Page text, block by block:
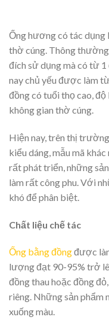
Ống hương có tác
thờ cúng. Thông
đích sử dụng mà có từ
nay chủ yếu được làm
đồng có tuổi thọ cao,
không gian thờ cúng.
Hiện nay, trên thị
kiểu dáng, mẫu mã
rất phát triển, những
làm rất công phu. Với
khó để phân biệt.
Chất liệu chế tác
Ống bằng đồngđược
lượng đạt 90-95% trở
đồng thau hoặc đồng
riêng. Những sản phẩm
xuống màu.